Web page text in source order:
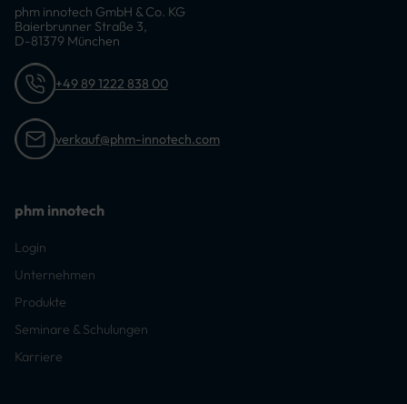
phm innotech GmbH & Co. KG
Baierbrunner Straße 3,
D-81379 München
+49 89 1222 838 00
verkauf@phm-innotech.com
phm innotech
Login
Unternehmen
Produkte
Seminare & Schulungen
Karriere